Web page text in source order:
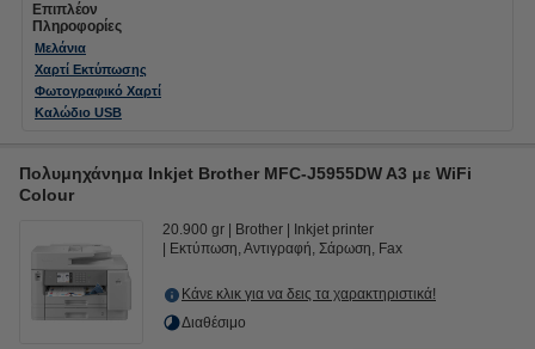
Επιπλέον
Πληροφορίες
Μελάνια
Χαρτί Εκτύπωσης
Φωτογραφικό Χαρτί
Καλώδιο USB
Πολυμηχάνημα Inkjet Brother MFC-J5955DW A3 με WiFi
Colour
20.900 gr Brother
Inkjet printer
Εκτύπωση, Αντιγραφή, Σάρωση, Fax
Κάνε κλικ για να δεις τα χαρακτηριστικά!
Διαθέσιμο